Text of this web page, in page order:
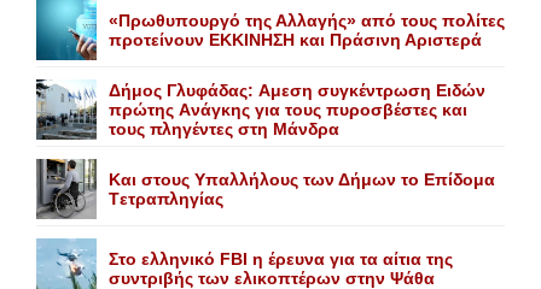
«Πρωθυπουργό της Αλλαγής» από τους πολίτες
προτείνουν EKKINHΣΗ και Πράσινη Αριστερά
Δήμος Γλυφάδας: Aμεση συγκέντρωση Eιδών
πρώτης Aνάγκης για τους πυροσβέστες και
τους πληγέντες στη Mάνδρα
Kαι στους Yπαλλήλους των Δήμων το Eπίδομα
Tετραπληγίας
Στο ελληνικό FBI η έρευνα για τα αίτια της
συντριβής των ελικοπτέρων στην Ψάθα